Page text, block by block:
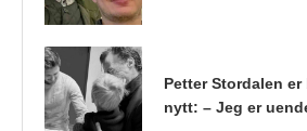
Petter Stordalen
nytt: – Jeg er